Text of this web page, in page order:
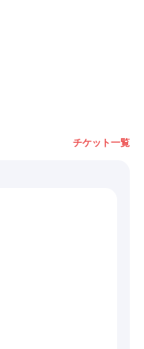
チケット一覧